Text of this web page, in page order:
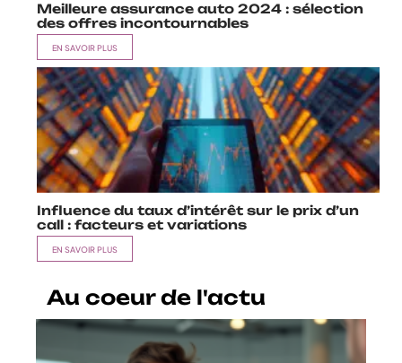
Meilleure assurance auto 2024 : sélection
des offres incontournables
EN SAVOIR PLUS
Influence du taux d’intérêt sur le prix d’un
call : facteurs et variations
EN SAVOIR PLUS
Au coeur de l'actu